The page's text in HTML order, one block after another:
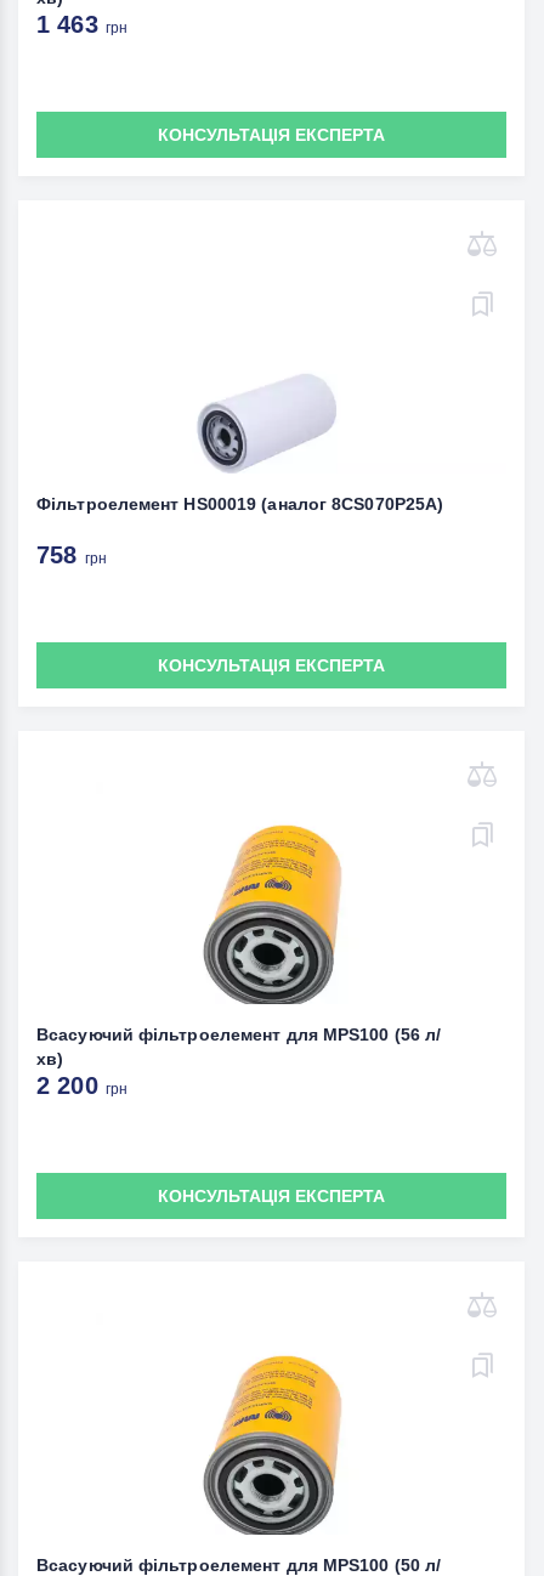
1 463 грн
КОНСУЛЬТАЦІЯ ЕКСПЕРТА
Фільтроелемент HS00019 (аналог 8CS070P25A)
758 грн
КОНСУЛЬТАЦІЯ ЕКСПЕРТА
Всасуючий фільтроелемент для MPS100 (56 л/
хв)
2 200 грн
КОНСУЛЬТАЦІЯ ЕКСПЕРТА
Всасуючий фільтроелемент для MPS100 (50 л/